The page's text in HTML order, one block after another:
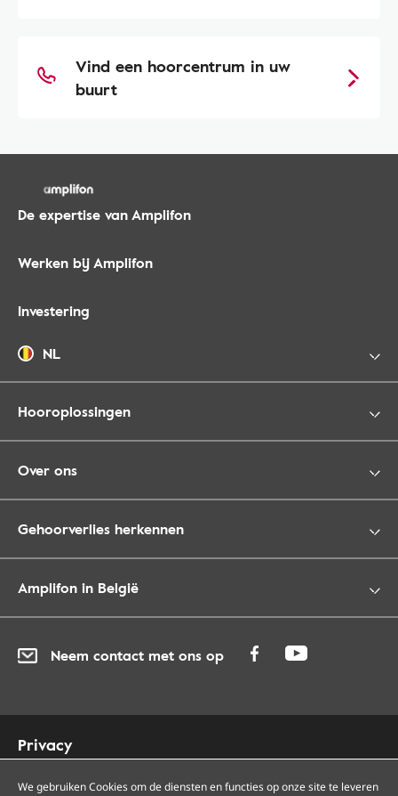
Vind een hoorcentrum in uw
buurt
De expertise van Amplifon
Werken bij Amplifon
Investering
NL
Hooroplossingen
Over ons
Gehoorverlies herkennen
Amplifon in België
Neem contact met ons op
Privacy
Cookies
Toegankelijkheid
We gebruiken Cookies om de diensten en functies op onze site te leveren